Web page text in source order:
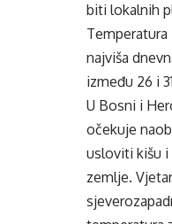
biti lokalnih
Temperatura
najviša
između 26 i
U Bosni i
očekuje
usloviti kišu i
zemlje.